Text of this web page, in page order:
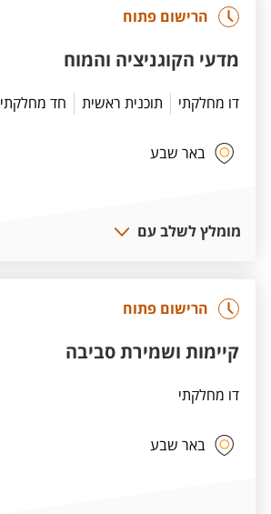
הרישום פתוח
מדעי הקוגניציה והמוח
דו מחלקתי תוכנית ראשית חד מחלקתי
באר שבע
מומלץ לשלב עם
הרישום פתוח
קיימות ושמירת סביבה
דו מחלקתי
באר שבע